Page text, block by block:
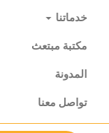
خدماتنا
مكتبة مبتعث
المدونة
تواصل معنا